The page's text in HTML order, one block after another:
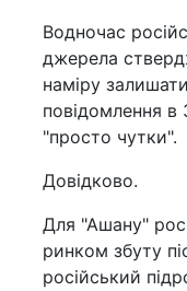
Водночас
джерела
наміру
повідомлення в
"просто чутки".
Довідково.
Для "Ашану"
ринком збуту
російський